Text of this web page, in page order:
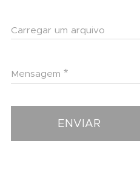
Carregar um arquivo
Mensagem
ENVIAR